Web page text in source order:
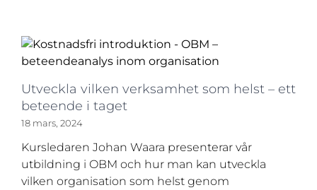
Utveckla vilken verksamhet som helst – ett
beteende i taget
18 mars, 2024
Kursledaren Johan Waara presenterar vår
utbildning i OBM och hur man kan utveckla
vilken organisation som helst genom